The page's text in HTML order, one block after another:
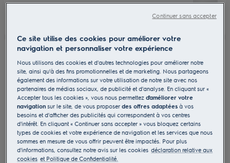
Ce site utilise des cookies pour améliorer votre
navigation et personnaliser votre expérience
Nous utilisons des cookies et d'autres technologies pour améliorer notre
site, ainsi qu'à des fins promotionnelles et de marketing. Nous partageons
également des informations sur votre utilisation de notre site avec nos
partenaires de médias sociaux, de publicité et d'analyse. En cliquant sur «
Accepter tous les cookies », vous nous permettezd'améliorer votre
navigation sur le site, de vous proposerdes offres adaptées à vos
besoins et d'afficher des publicités qui correspondent à vos centres
d'intérêt. En cliquant « Continuer sans accepter » vous bloquez certains
types de cookies et votre expérience de navigation et les services que nous
sommes en mesure de vous offrir peuvent être impactés. Pour plus
d'informations, consultez notre avis sur les cookies déclaration relative aux
cookies et Politique de Confidentialité.
Continuer sans accepter